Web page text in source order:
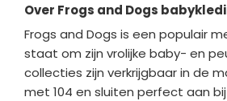
Over Frogs and Dogs
Frogs and Dogs is een populair
staat om zijn vrolijke baby- en
collecties zijn verkrijgbaar in de
met 104 en sluiten perfect aan